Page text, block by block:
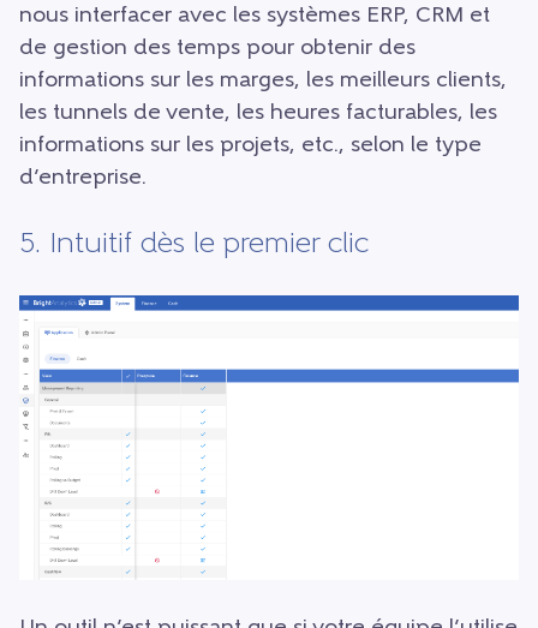
nous interfacer avec les systèmes ERP, CRM et
de gestion des temps pour obtenir des
informations sur les marges, les meilleurs clients,
les tunnels de vente, les heures facturables, les
informations sur les projets, etc., selon le type
d’entreprise.
5. Intuitif dès le premier clic